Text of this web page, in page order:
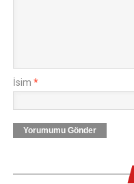
İsim *
Yorumumu Gönder